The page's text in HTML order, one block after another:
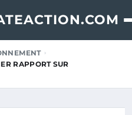
RAPPORT SUR